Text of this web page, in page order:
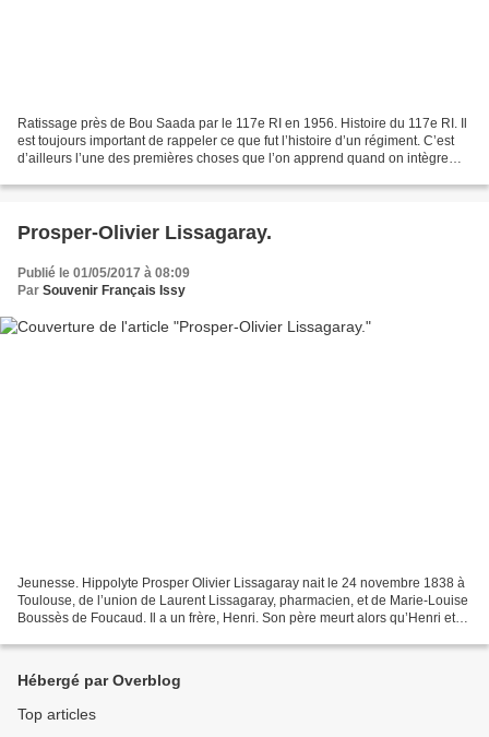
Ratissage près de Bou Saada par le 117e RI en 1956. Histoire du 117e RI. Il
est toujours important de rappeler ce que fut l’histoire d’un régiment. C’est
d’ailleurs l’une des premières choses que l’on apprend quand on intègre
Prosper-Olivier Lissagaray.
Publié le 01/05/2017 à 08:09
Par Souvenir Français Issy
Jeunesse. Hippolyte Prosper Olivier Lissagaray nait le 24 novembre 1838 à
Toulouse, de l’union de Laurent Lissagaray, pharmacien, et de Marie-Louise
Boussès de Foucaud. Il a un frère, Henri. Son père meurt alors qu’Henri et
Hébergé par Overblog
Top articles